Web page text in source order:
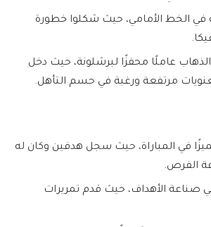
في الخط الأمامي، حيث شكلوا خطورة
الذهاب عاملًا محفزًا لبرشلونة، حيث دخل
مرتفعة ورغبة في حسم التأهل.
في المباراة، حيث سجل هدفين وكان له
الفرص.
صناعة الأهداف، حيث قدم تمريرات